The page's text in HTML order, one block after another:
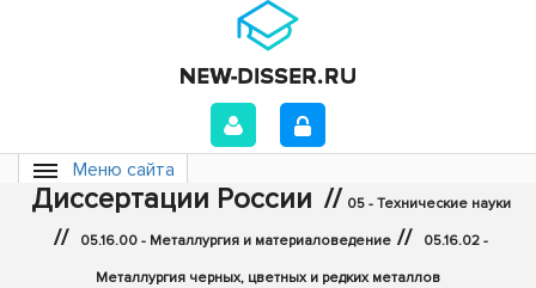
Меню сайта
Диссертации России // 05 - Технические науки
// 05.16.00 - Металлургия и материаловедение // 05.16.02 -
Металлургия черных, цветных и редких металлов